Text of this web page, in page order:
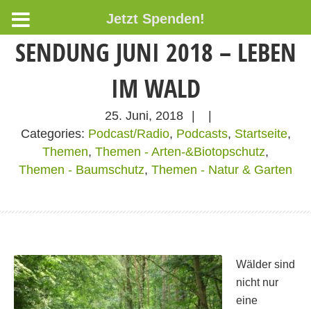
SENDUNG JUNI 2018 – LEBEN
IM WALD
25. Juni, 2018
Categories: Podcast/Radio, Podcasts, Startseite,
Themen, Themen - Arten-&Biotopschutz,
Themen - Baumschutz, Themen - Natur & Garten
Wälder sind
nicht nur
eine
Jetzt Spenden!